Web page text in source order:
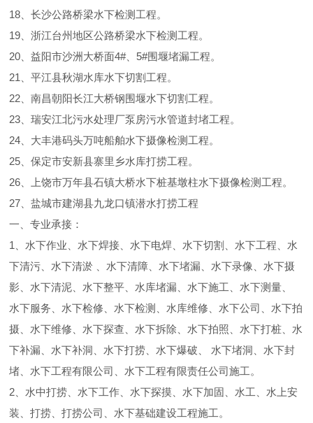
18、长沙公路桥梁水下检测工程。
19、浙江台州地区公路桥梁水下检测工程。
20、益阳市沙洲大桥面4#、5#围堰堵漏工程。
21、平江县秋湖水库水下切割工程。
22、南昌朝阳长江大桥钢围堰水下切割工程。
23、瑞安江北污水处理厂泵房污水管道封堵工程。
24、大丰港码头万吨船舶水下摄像检测工程。
25、保定市安新县寨里乡水库打捞工程。
26、上饶市万年县石镇大桥水下桩基墩柱水下摄像检测工程。
27、盐城市建湖县九龙口镇潜水打捞工程
一、专业承接：
1、水下作业、水下焊接、水下电焊、水下切割、水下工程、水
下清污、水下清淤 、水下清障、水下堵漏、水下录像、水下摄
影、水下清泥、水下整平、水库堵漏、水下施工、水下测量、
水下服务、水下检修、水下检测、水库维修、水下公司、水下拍
摄、水下维修、水下探查、水下拆除、水下拍照、水下打桩、水
下补漏、水下补洞、水下打捞、水下爆破、 水下堵洞、水下封
堵、水下工程有限公司、水下工程有限责任公司施工。
2、水中打捞、水下工作、水下探摸、水下加固、水工、水上安
装、打捞、打捞公司、水下基础建设工程施工。